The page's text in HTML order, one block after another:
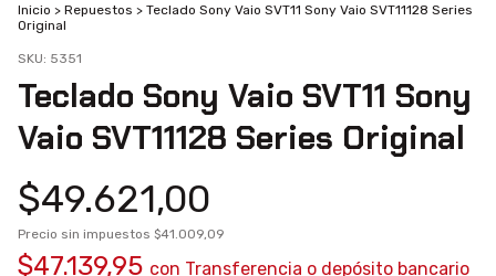
Inicio > Repuestos > Teclado Sony Vaio SVT11 Sony Vaio SVT11128 Series
Original
SKU: 5351
Teclado Sony Vaio SVT11 Sony
Vaio SVT11128 Series Original
$49.621,00
Precio sin impuestos $41.009,09
$47.139,95 con Transferencia o depósito bancario